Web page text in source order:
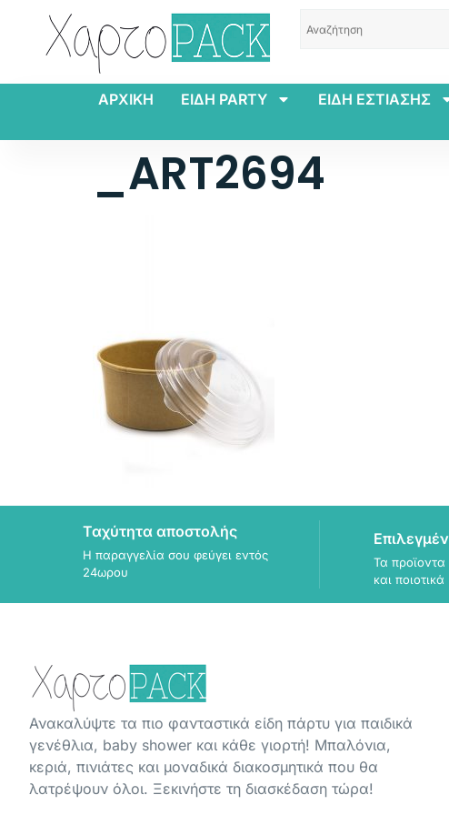
ΑΡΧΙΚΗ ΕΙΔΗ PARTY ΕΙΔΗ ΕΣΤΙΑΣΗΣ
_ART2694
Ταχύτητα αποστολής
Η παραγγελία σου φεύγει εντός
24ωρου
Τα προϊοντα
και ποιοτικά
Ανακαλύψτε τα πιο φανταστικά είδη πάρτυ για παιδικά
γενέθλια, baby shower και κάθε γιορτή! Μπαλόνια,
κεριά, πινιάτες και μοναδικά διακοσμητικά που θα
λατρέψουν όλοι. Ξεκινήστε τη διασκέδαση τώρα!